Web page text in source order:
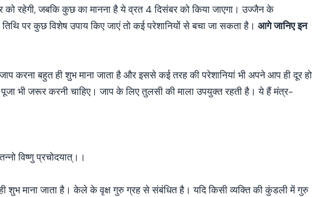
को रहेगी, जबकि कुछ का मानना है ये व्रत 4 दिसंबर को किया जाएगा। उज्जैन के
तिथि पर कुछ विशेष उपाय किए जाएं तो कई परेशानियों से बचा जा सकता है।आगे जानिए इन
जाप करना बहुत ही शुभ माना जाता है और इससे कई तरह की परेशानियां भी अपने आप ही दूर हो
भी जरूर करनी चाहिए। जाप के लिए तुलसी की माला उपयुक्त रहती है। ये हैं मंत्र-
विष्णु प्रचोदयात्।।
शुभ माना जाता है। केले के वृक्ष गुरु ग्रह से संबंधित है। यदि किसी व्यक्ति की कुंडली में गुरु